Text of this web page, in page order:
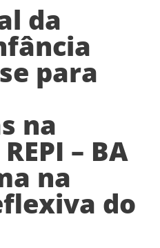
da
para
na
– BA
na
do